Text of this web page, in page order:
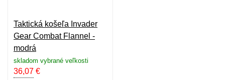
Taktická košeľa Invader
Gear Combat Flannel -
modrá
skladom vybrané veľkosti
36,07 €